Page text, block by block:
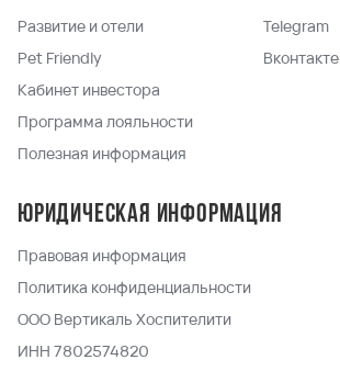
Развитие и отели
Pet Friendly
Кабинет инвестора
Программа лояльности
Полезная информация
Telegram
Вконтакте
Юридическая информация
Правовая информация
Политика конфиденциальности
ООО Вертикаль Хоспителити
ИНН 7802574820